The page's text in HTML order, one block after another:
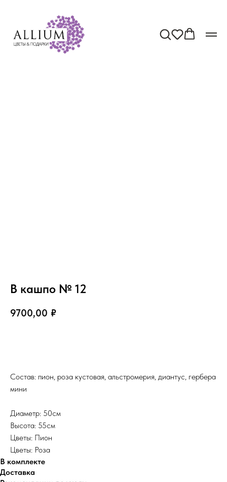
В кашпо № 12
9700,00 ₽
Состав: пион, роза кустовая, альстромерия, диантус, гербера
мини
Диаметр: 50см
Высота: 55см
Цветы: Пион
Цветы: Роза
В комплекте
Доставка